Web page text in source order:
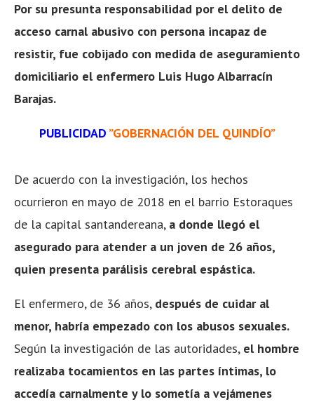
Por su presunta responsabilidad por el delito de
acceso carnal abusivo con persona incapaz de
resistir, fue cobijado con medida de aseguramiento
domiciliario el enfermero Luis Hugo Albarracín
Barajas.
PUBLICIDAD ”GOBERNACIÓN DEL QUINDÍO”
De acuerdo con la investigación, los hechos
ocurrieron en mayo de 2018 en el barrio Estoraques
de la capital santandereana, a donde llegó el
asegurado para atender a un joven de 26 años,
quien presenta parálisis cerebral espástica.
El enfermero, de 36 años, después de cuidar al
menor, habría empezado con los abusos sexuales.
Según la investigación de las autoridades, el hombre
realizaba tocamientos en las partes íntimas, lo
accedía carnalmente y lo sometía a vejámenes